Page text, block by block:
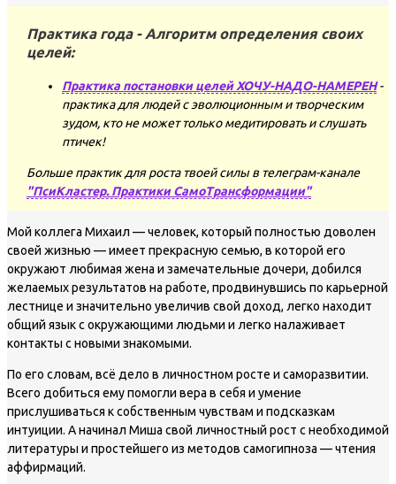
Практика года - Алгоритм определения своих
целей:
Практика постановки целей ХОЧУ-НАДО-НАМЕРЕН-
практика для людей с эволюционным и творческим
зудом, кто не может только медитировать и слушать
птичек!
Больше практик для роста твоей силы в телеграм-канале
"ПсиКластер. Практики СамоТрансформации"
Мой коллега Михаил — человек, который полностью доволен
своей жизнью — имеет прекрасную семью, в которой его
окружают любимая жена и замечательные дочери, добился
желаемых результатов на работе, продвинувшись по карьерной
лестнице и значительно увеличив свой доход, легко находит
общий язык с окружающими людьми и легко налаживает
контакты с новыми знакомыми.
По его словам, всё дело в личностном росте и саморазвитии.
Всего добиться ему помогли вера в себя и умение
прислушиваться к собственным чувствам и подсказкам
интуиции. А начинал Миша свой личностный рост с необходимой
литературы и простейшего из методов самогипноза — чтения
аффирмаций.